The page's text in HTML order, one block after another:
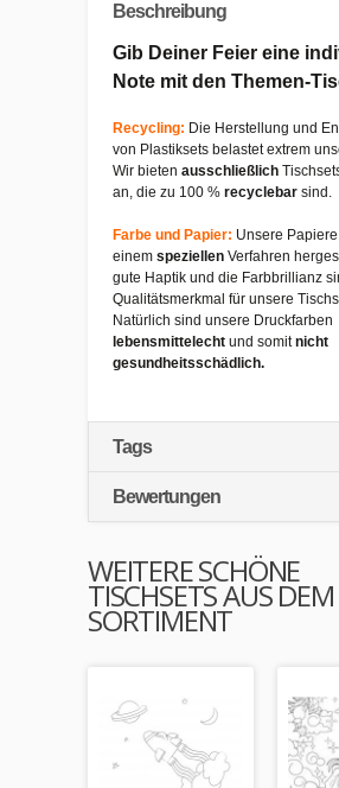
Beschreibung
Gib Deiner Feier eine
Note mit den Themen-
Recycling: Die Herstellung und
von Plastiksets belastet extrem
Wir bieten ausschließlich
an, die zu 100 % recyclebar sind.
Farbe und Papier: Unsere
einem speziellen Verfahren
gute Haptik und die Farbbrillianz
Qualitätsmerkmal für unsere
Natürlich sind unsere Druckfarben
lebensmittelecht und somitnicht
gesundheitsschädlich.
Tags
Bewertungen
WEITERE SCHÖNE
TISCHSETS AUS DEM
SORTIMENT